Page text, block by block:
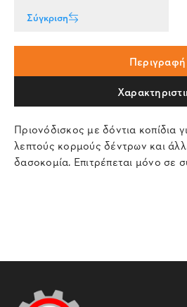
Σύγκριση
Περιγραφή
Πριονόδισκος με δόντια κοπίδια
λεπτούς κορμούς δέντρων και
δασοκομία. Επιτρέπεται μόνο σε